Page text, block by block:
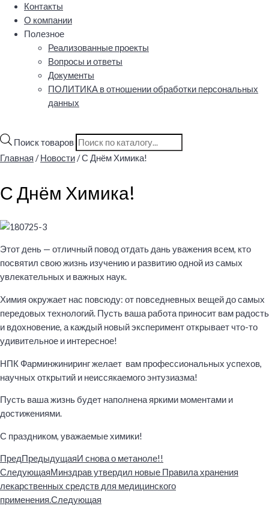
Контакты
О компании
Полезное
Реализованные проекты
Вопросы и ответы
Документы
ПОЛИТИКА в отношении обработки персональных
данных
Поиск товаров
Главная /Новости/ С Днём Химика!
С Днём Химика!
Этот день — отличный повод отдать дань уважения всем, кто
посвятил свою жизнь изучению и развитию одной из самых
увлекательных и важных наук.
Химия окружает нас повсюду: от повседневных вещей до самых
передовых технологий. Пусть ваша работа приносит вам радость
и вдохновение, а каждый новый эксперимент открывает что-то
удивительное и интересное!
НПК Фарминжиниринг желает вам профессиональных успехов,
научных открытий и неиссякаемого энтузиазма!
Пусть ваша жизнь будет наполнена яркими моментами и
достижениями.
С праздником, уважаемые химики!
ПредПредыдущаяИ снова о метаноле!!
СледующаяМинздрав утвердил новые Правила хранения
лекарственных средств для медицинского
применения.Следующая